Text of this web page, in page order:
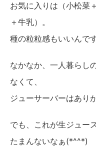
お気に入りは（小松菜
＋牛乳）。
種の粒粒感もいいんです
なかなか、一人暮らし
なくて、
ジューサーバーはあり
でも、これが生ジュー
たまんないなぁ(*^^*)